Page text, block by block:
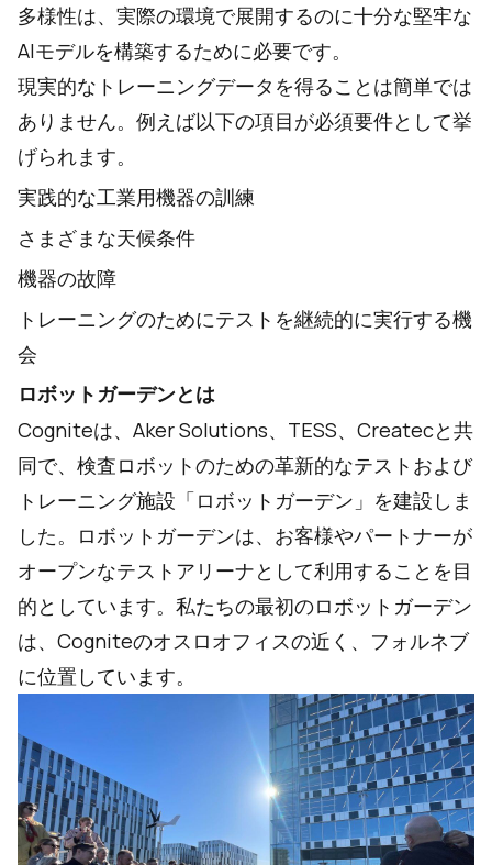
多様性は、実際の環境で展開するのに十分な堅牢な
AIモデルを構築するために必要です。
現実的なトレーニングデータを得ることは簡単では
ありません。例えば以下の項目が必須要件として挙
げられます。
実践的な工業用機器の訓練
さまざまな天候条件
機器の故障
トレーニングのためにテストを継続的に実行する機
会
ロボットガーデンとは
Cogniteは、Aker Solutions、TESS、Createcと共
同で、検査ロボットのための革新的なテストおよび
トレーニング施設「ロボットガーデン」を建設しま
した。ロボットガーデンは、お客様やパートナーが
オープンなテストアリーナとして利用することを目
的としています。私たちの最初のロボットガーデン
は、Cogniteのオスロオフィスの近く、フォルネブ
に位置しています。